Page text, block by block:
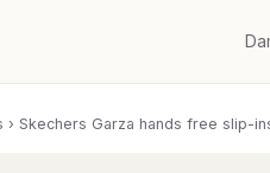
› Skechers Garza hands free slip-